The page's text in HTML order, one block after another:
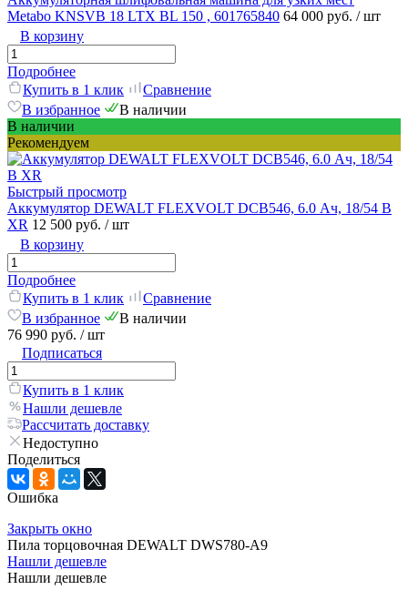
Metabo KNSVB 18 LTX BL 150 , 601765840 64 000 руб. / шт
В корзину
Подробнее
Купить в 1 клик
Сравнение
В избранное
В наличии
В наличии
Рекомендуем
Быстрый просмотр
Аккумулятор DEWALT FLEXVOLT DCB546, 6.0 Ач, 18/54 В
XR 12 500 руб. / шт
В корзину
Подробнее
Купить в 1 клик
Сравнение
В избранное
В наличии
76 990 руб. / шт
Подписаться
Купить в 1 клик
Нашли дешевле
Рассчитать доставку
Недоступно
Поделиться
Ошибка
Закрыть окно
Пила торцовочная DEWALT DWS780-A9
Нашли дешевле
Нашли дешевле